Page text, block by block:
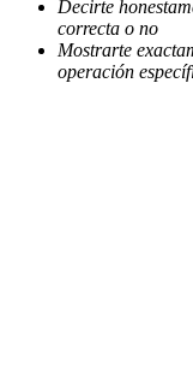
Decirte
correcta o no
Mostrarte
operación